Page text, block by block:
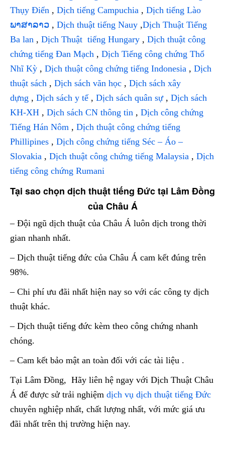
Thụy Điển , Dịch tiếng Campuchia , Dịch tiếng Lào
ພາສາລາວ , Dịch thuật tiếng Nauy ,Dịch Thuật Tiếng
Ba lan , Dịch Thuật tiếng Hungary , Dịch thuật công
chứng tiếng Đan Mạch , Dịch Tiếng công chứng Thổ
Nhĩ Kỳ , Dịch thuật công chứng tiếng Indonesia , Dịch
thuật sách , Dịch sách văn học , Dịch sách xây
dựng , Dịch sách y tế, Dịch sách quân sự, Dịch sách
KH-XH , Dịch sách CN thông tin , Dịch công chứng
Tiếng Hán Nôm , Dịch thuật công chứng tiếng
Phillipines , Dịch công chứng tiếng Séc – Áo –
Slovakia , Dịch thuật công chứng tiếng Malaysia , Dịch
tiếng công chứng Rumani
Tại sao chọn dịch thuật tiếng Đức tại Lâm Đồng
của Châu Á
– Đội ngũ dịch thuật của Châu Á luôn dịch trong thời
gian nhanh nhất.
– Dịch thuật tiếng đức của Châu Á cam kết đúng trên
98%.
– Chi phí ưu đãi nhất hiện nay so với các công ty dịch
thuật khác.
– Dịch thuật tiếng đức kèm theo công chứng nhanh
chóng.
– Cam kết bảo mật an toàn đối với các tài liệu .
Tại Lâm Đồng, Hãy liên hệ ngay với Dịch Thuật Châu
Á để được sử trải nghiệm dịch vụ dịch thuật tiếng Đức
chuyên nghiệp nhất, chất lượng nhất, với mức giá ưu
đãi nhất trên thị trường hiện nay.